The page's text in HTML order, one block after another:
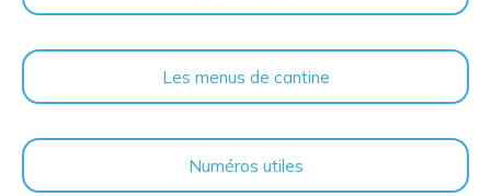
Les menus de cantine
Numéros utiles